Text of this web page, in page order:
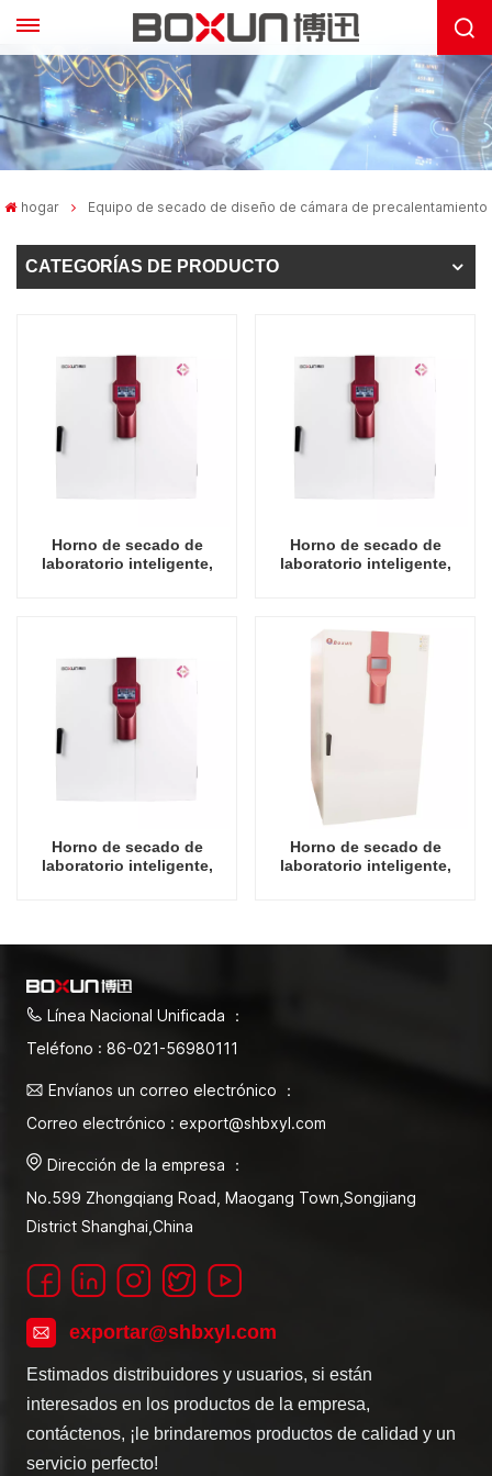
hogar Equipo de secado de diseño de cámara de precalentamiento
CATEGORÍAS DE PRODUCTO
Horno de secado de
laboratorio inteligente,
Horno de secado de
laboratorio inteligente,
Horno de secado de
laboratorio inteligente,
Horno de secado de
laboratorio inteligente,
Línea Nacional Unificada ：
Teléfono : 86-021-56980111
Envíanos un correo electrónico ：
Correo electrónico : export@shbxyl.com
Dirección de la empresa ：
No.599 Zhongqiang Road, Maogang Town,Songjiang
District Shanghai,China
exportar@shbxyl.com
Estimados distribuidores y usuarios, si están
interesados en los productos de la empresa,
contáctenos, ¡le brindaremos productos de calidad y un
servicio perfecto!